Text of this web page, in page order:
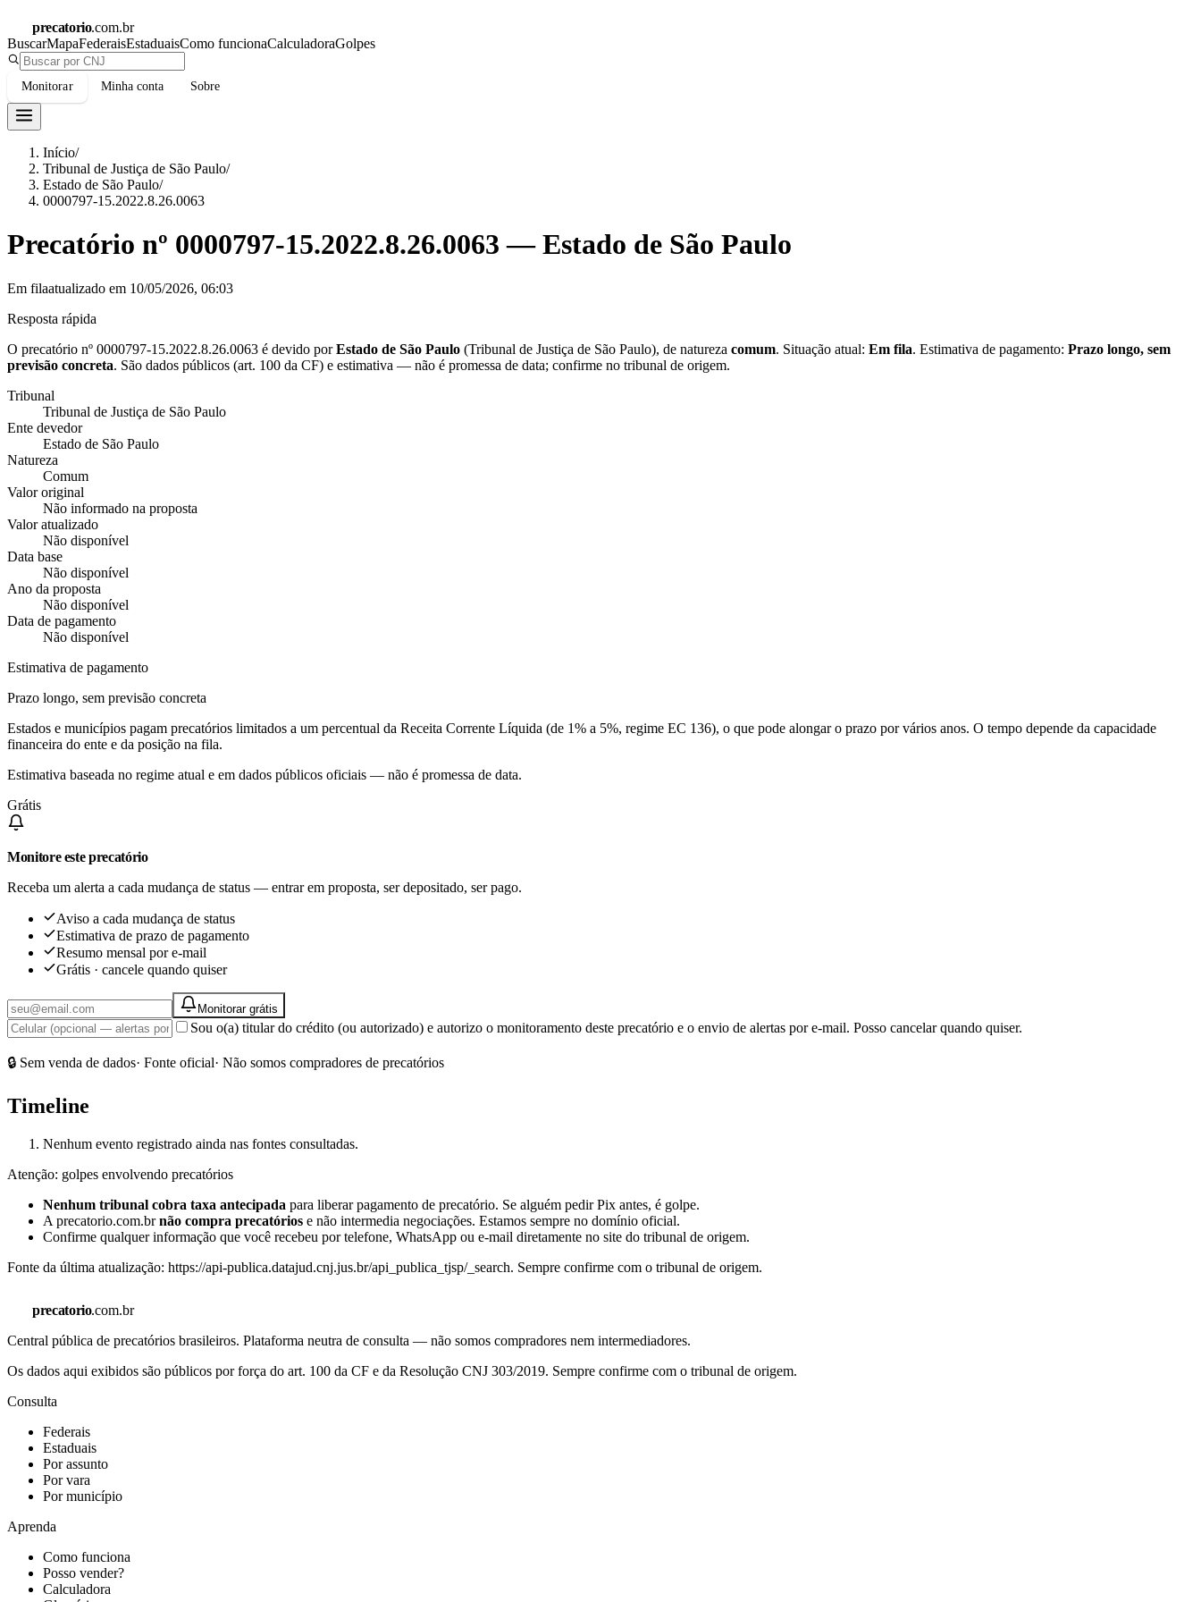
precatorio.com.br
BuscarMapaFederaisEstaduaisComo funcionaCalculadoraGolpes
Monitorar Minha conta Sobre
Início/
Tribunal de Justiça de São Paulo/
Estado de São Paulo/
0000797-15.2022.8.26.0063
Precatório nº 0000797-15.2022.8.26.0063 —Estado de São Paulo
Em filaatualizado em 10/05/2026, 06:03
Resposta rápida
O precatório nº 0000797-15.2022.8.26.0063 é devido porEstado de São Paulo (Tribunal de Justiça de São Paulo), de natureza comum. Situação atual: Em fila. Estimativa de pagamento: Prazo longo, sem
previsão concreta. São dados públicos (art. 100 da CF) e estimativa — não é promessa de data; confirme no tribunal de origem.
Tribunal
Tribunal de Justiça de São Paulo
Ente devedor
Estado de São Paulo
Natureza
Comum
Valor original
Não informado na proposta
Valor atualizado
Não disponível
Data base
Não disponível
Ano da proposta
Não disponível
Data de pagamento
Não disponível
Estimativa de pagamento
Prazo longo, sem previsão concreta
Estados e municípios pagam precatórios limitados a um percentual da Receita Corrente Líquida (de 1% a 5%, regime EC 136), o que pode alongar o prazo por vários anos. O tempo depende da capacidade
financeira do ente e da posição na fila.
Estimativa baseada no regime atual e em dados públicos oficiais — não é promessa de data.
Grátis
Monitore este precatório
Receba um alerta a cada mudança de status — entrar em proposta, ser depositado, ser pago.
Aviso a cada mudança de status
Estimativa de prazo de pagamento
Resumo mensal por e-mail
Grátis · cancele quando quiser
Monitorar grátis
Sou o(a) titular do crédito (ou autorizado) e autorizo o monitoramento deste precatório e o envio de alertas por e-mail. Posso cancelar quando quiser.
🔒 Sem venda de dados· Fonte oficial· Não somos compradores de precatórios
Timeline
Nenhum evento registrado ainda nas fontes consultadas.
Atenção: golpes envolvendo precatórios
Nenhum tribunal cobra taxa antecipada para liberar pagamento de precatório. Se alguém pedir Pix antes, é golpe.
A precatorio.com.brnão compra precatórios e não intermedia negociações. Estamos sempre no domínio oficial.
Confirme qualquer informação que você recebeu por telefone, WhatsApp ou e-mail diretamente no site do tribunal de origem.
Fonte da última atualização: https://api-publica.datajud.cnj.jus.br/api_publica_tjsp/_search. Sempre confirme com o tribunal de origem.
precatorio.com.br
Central pública de precatórios brasileiros. Plataforma neutra de consulta — não somos compradores nem intermediadores.
Os dados aqui exibidos são públicos por força do art. 100 da CF e da Resolução CNJ 303/2019. Sempre confirme com o tribunal de origem.
Consulta
Federais
Estaduais
Por assunto
Por vara
Por município
Aprenda
Como funciona
Posso vender?
Calculadora